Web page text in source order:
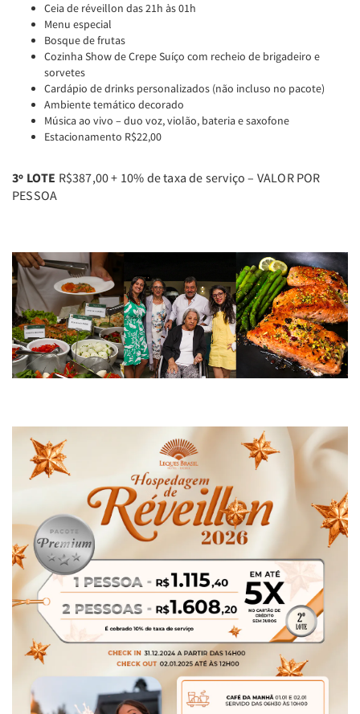
Ceia de réveillon das 21h às 01h
Menu especial
Bosque de frutas
Cozinha Show de Crepe Suíço com recheio de brigadeiro e
sorvetes
Cardápio de drinks personalizados (não incluso no pacote)
Ambiente temático decorado
Música ao vivo – duo voz, violão, bateria e saxofone
Estacionamento R$22,00
3º LOTE R$387,00 + 10% de taxa de serviço – VALOR POR
PESSOA